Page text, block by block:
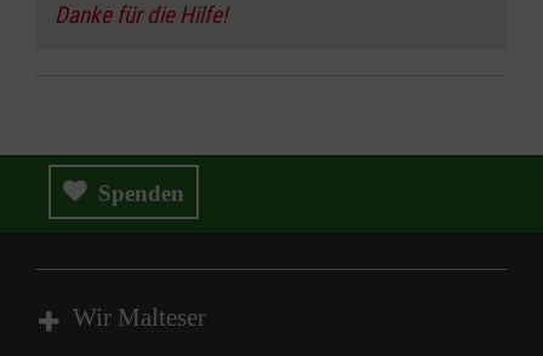
Danke für die Hilfe!
Spenden
Wir Malteser